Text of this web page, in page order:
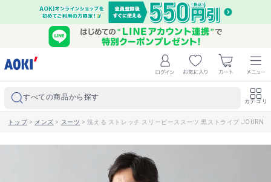
すべての商品から探す カテゴリ
トップ> メンズ > スーツ >洗える ストレッチ スリーピーススーツ 黒ストライプ